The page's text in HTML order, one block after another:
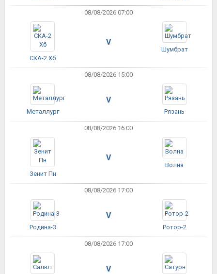
08/08/2026 07:00
СКА-2 Хб
V
Шумбрат
08/08/2026 15:00
Металлург
V
Рязань
08/08/2026 16:00
Зенит Пн
V
Волна
08/08/2026 17:00
Родина-3
V
Ротор-2
08/08/2026 17:00
V